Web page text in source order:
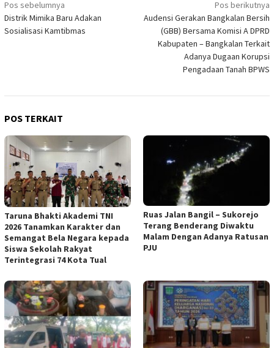
Navigasi
pos
Pos sebelumnya
Distrik Mimika Baru Adakan
Sosialisasi Kamtibmas
Pos berikutnya
Audensi Gerakan Bangkalan Bersih
(GBB) Bersama Komisi A DPRD
Kabupaten – Bangkalan Terkait
Adanya Dugaan Korupsi
Pengadaan Tanah BPWS
POS TERKAIT
Taruna Bhakti Akademi TNI
2026 Tanamkan Karakter dan
Semangat Bela Negara kepada
Siswa Sekolah Rakyat
Terintegrasi 74 Kota Tual
Ruas Jalan Bangil – Sukorejo
Terang Benderang Diwaktu
Malam Dengan Adanya Ratusan
PJU